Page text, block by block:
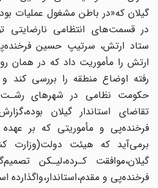
گیلان‌ که«در باطن مشغول عملیات
رفته‌ اوضاع منطقه را بررسی کند و
حکومت‌ نظامی در شهرهای رشـت و
تقاضای استاندار گیلان
فرخنده‌پی و مأموریتی‌ که‌ بر عهده
برمی‌آید که هیئت‌‌ دولت‌(وزارت
گیلان،موافقت کـرده،لیـکن
فرخنده‌پی و مقدم،استاندار،واگذارده